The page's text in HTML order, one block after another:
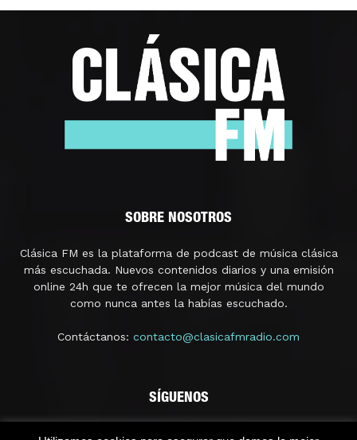
SOBRE NOSOTROS
Clásica FM es la plataforma de podcast de música clásica
más escuchada. Nuevos contenidos diarios y una emisión
online 24h que te ofrecen la mejor música del mundo
como nunca antes la habías escuchado.
Contáctanos: contacto@clasicafmradio.com
SÍGUENOS